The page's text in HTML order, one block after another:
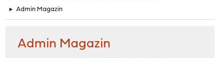
► Admin Magazin
Admin Magazin